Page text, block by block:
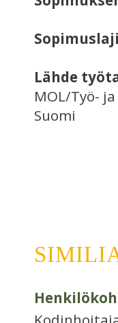
Sopimuslaji
Lähde
MOL/Työ-
Suomi